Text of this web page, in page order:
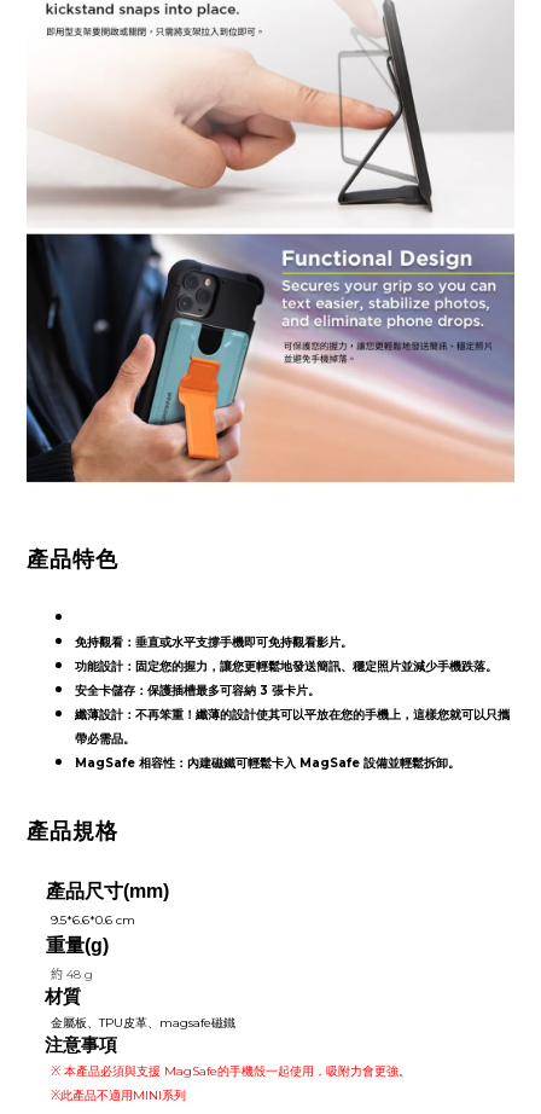
產品特色
免持觀看：垂直或水平支撐手機即可免持觀看影片。
功能設計：固定您的握力，讓您更輕鬆地發送簡訊、穩定照片並減少手機跌落。
安全卡儲存：保護插槽最多可容納 3 張卡片。
纖薄設計：不再笨重！纖薄的設計使其可以平放在您的手機上，這樣您就可以只攜
帶必需品。
MagSafe 相容性：內建磁鐵可輕鬆卡入 MagSafe 設備並輕鬆拆卸。
產品規格
產品尺寸(mm)
9.5*6.6*0.6 cm
重量(g)
約 48 g
材質
金屬板、TPU皮革、magsafe磁鐵
注意事項
※ 本產品必須與支援 MagSafe的手機殼一起使用，吸附力會更強。
※此產品不適用MINI系列